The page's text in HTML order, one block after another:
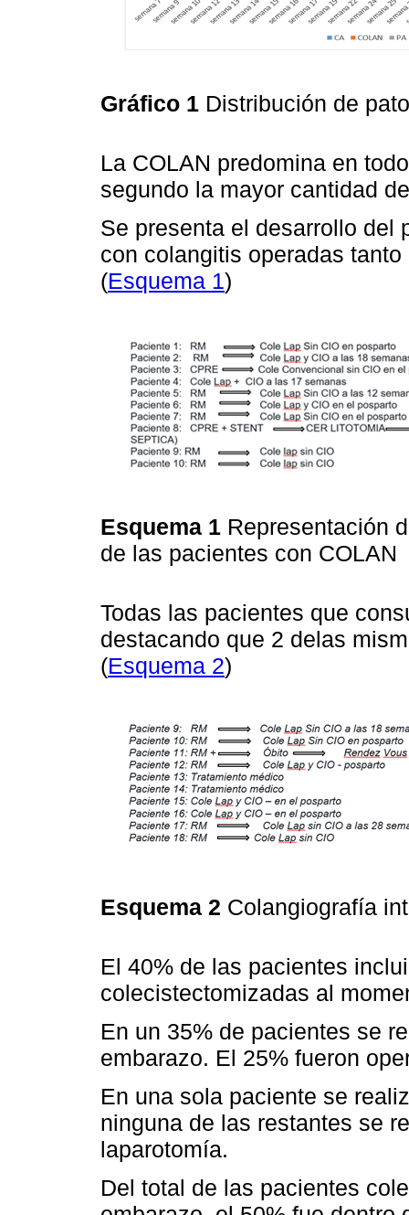
Gráfico 1 Distribución de
La COLAN predomina en
segundo la mayor cantidad
Se presenta el desarrollo del
con colangitis operadas
(Esquema 1)
Esquema 1 Representación
de las pacientes con COLAN
Todas las pacientes que
destacando que 2 delas
(Esquema 2)
Esquema 2 Colangiografía
El 40% de las pacientes
colecistectomizadas al
En un 35% de pacientes se
embarazo. El 25% fueron
En una sola paciente se
ninguna de las restantes se
laparotomía.
Del total de las pacientes